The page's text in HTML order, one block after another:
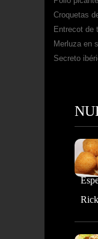
Croquetas
Entrecot de
Merluza en
Secreto
Rick